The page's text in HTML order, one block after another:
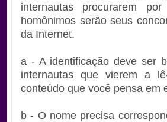
internautas procurarem
homônimos serão seus
da Internet.
a - A identificação deve ser
internautas que vierem a
conteúdo que você pensa em
b - O nome precisa